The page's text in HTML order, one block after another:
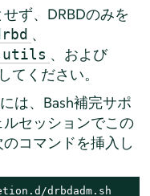
ず、DRBDのみを
、
utils 、および
てください。
は、Bash補完サポ
セッションでこの
コマンドを挿入し
drbdadm.sh